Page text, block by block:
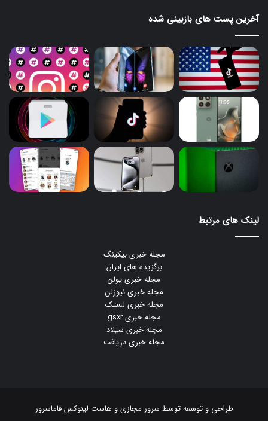
آخرین پست های بازبینی شده
لینک های مرتبط
مجله خبری بیکینگ
برگزیده های ایران
مجله خبری یولن
مجله خبری نیوزلن
مجله خبری لستک
مجله خبری gsxr
مجله خبری سیلاد
مجله خبری دریافت
طراحی و توسعه توسط سرور مجازیو هاست لینوکسفاماسرور